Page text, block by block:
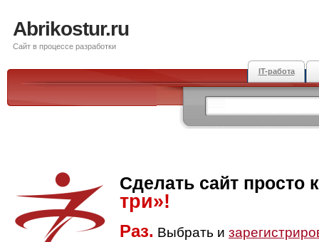
Abrikostur.ru
Сайт в процессе разработки
IT-работа
Сделать сайт просто
три»!
Раз. Выбрать и